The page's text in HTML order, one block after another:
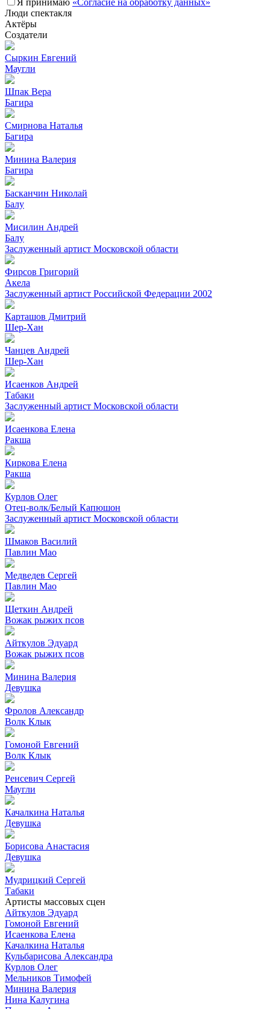
Люди спектакля
Актёры
Создатели
Сыркин Евгений
Маугли
Шпак Вера
Багира
Смирнова Наталья
Багира
Минина Валерия
Багира
Басканчин Николай
Балу
Мисилин Андрей
Балу
Заслуженный артист Московской области
Фирсов Григорий
Акела
Заслуженный артист Российской Федерации 2002
Карташов Дмитрий
Шер-Хан
Чанцев Андрей
Шер-Хан
Исаенков Андрей
Табаки
Заслуженный артист Московской области
Исаенкова Елена
Ракша
Киркова Елена
Ракша
Курлов Олег
Отец-волк/Белый Капюшон
Заслуженный артист Московской области
Шмаков Василий
Павлин Мао
Медведев Сергей
Павлин Мао
Щеткин Андрей
Вожак рыжих псов
Айткулов Эдуард
Вожак рыжих псов
Минина Валерия
Девушка
Фролов Александр
Волк Клык
Гомоной Евгений
Волк Клык
Ренсевич Сергей
Маугли
Качалкина Наталья
Девушка
Борисова Анастасия
Девушка
Мудрицкий Сергей
Табаки
Артисты массовых сцен
Айткулов Эдуард
Гомоной Евгений
Исаенкова Елена
Качалкина Наталья
Кульбарисова Александра
Курлов Олег
Мельников Тимофей
Минина Валерия
Нина Калугина